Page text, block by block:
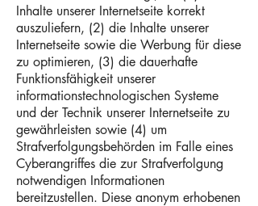
Inhalte unserer Internetseite korrekt
auszuliefern, (2) die Inhalte unserer
Internetseite sowie die Werbung für diese
zu optimieren, (3) die dauerhafte
Funktionsfähigkeit unserer
informationstechnologischen Systeme
und der Technik unserer Internetseite zu
gewährleisten sowie (4) um
Strafverfolgungsbehörden im Falle eines
Cyberangriffes die zur Strafverfolgung
notwendigen Informationen
bereitzustellen. Diese anonym erhobenen